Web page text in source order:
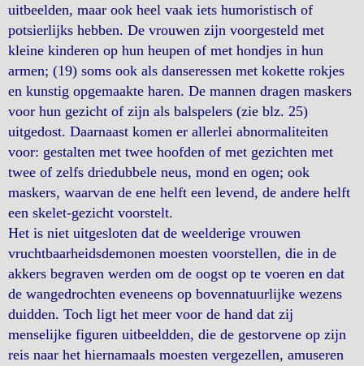
uitbeelden, maar ook heel vaak iets humoristisch of
potsierlijks hebben. De vrouwen zijn voorgesteld met
kleine kinderen op hun heupen of met hondjes in hun
armen; (19) soms ook als danseressen met kokette rokjes
en kunstig opgemaakte haren. De mannen dragen maskers
voor hun gezicht of zijn als balspelers (zie blz. 25)
uitgedost. Daarnaast komen er allerlei abnormaliteiten
voor: gestalten met twee hoofden of met gezichten met
twee of zelfs driedubbele neus, mond en ogen; ook
maskers, waarvan de ene helft een levend, de andere helft
een skelet-gezicht voorstelt.
Het is niet uitgesloten dat de weelderige vrouwen
vruchtbaarheidsdemonen moesten voorstellen, die in de
akkers begraven werden om de oogst op te voeren en dat
de wangedrochten eveneens op bovennatuurlijke wezens
duidden. Toch ligt het meer voor de hand dat zij
menselijke figuren uitbeeldden, die de gestorvene op zijn
reis naar het hiernamaals moesten vergezellen, amuseren